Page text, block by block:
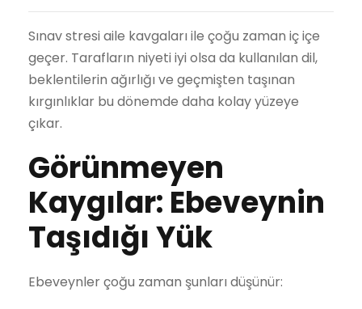
Sınav stresi aile kavgaları ile çoğu zaman iç içe
geçer. Tarafların niyeti iyi olsa da kullanılan dil,
beklentilerin ağırlığı ve geçmişten taşınan
kırgınlıklar bu dönemde daha kolay yüzeye
çıkar.
Görünmeyen
Kaygılar: Ebeveynin
Taşıdığı Yük
Ebeveynler çoğu zaman şunları düşünür: